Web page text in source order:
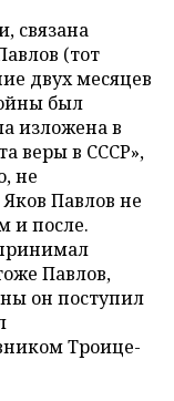
связана
(тот
двух месяцев
был
изложена в
веры в СССР»,
не
Яков Павлов не
и после.
Павлов,
он поступил
Троице-